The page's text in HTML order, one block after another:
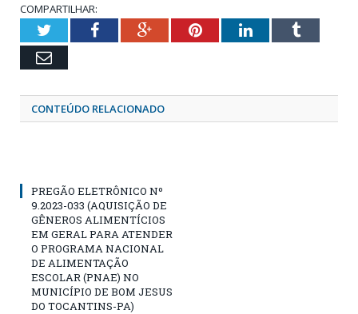
COMPARTILHAR:
TwitterFacebookGoogle+PinterestLinkedInTumblr
Email
CONTEÚDO RELACIONADO
PREGÃO ELETRÔNICO Nº
9.2023-033 (AQUISIÇÃO DE
GÊNEROS ALIMENTÍCIOS
EM GERAL PARA ATENDER
O PROGRAMA NACIONAL
DE ALIMENTAÇÃO
ESCOLAR (PNAE) NO
MUNICÍPIO DE BOM JESUS
DO TOCANTINS-PA)